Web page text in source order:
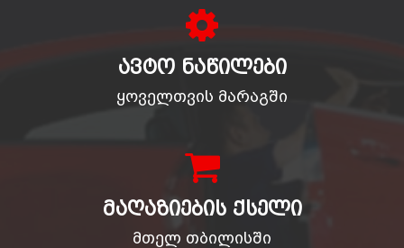
ᲐᲕᲢᲝ ᲜᲐᲬᲘᲚᲔᲑᲘ
ყოველთვის მარაგში
ᲛᲐᲦᲐᲖᲘᲔᲑᲘᲡ ᲥᲡᲔᲚᲘ
მთელ თბილისში